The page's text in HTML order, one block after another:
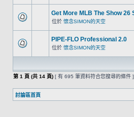
Get More MLB The Show
位於 懷念SIMON的天空
PIPE-FLO Professional 2.0
位於 懷念SIMON的天空
第 1 頁 (共 14 頁) [ 有 695 筆資料符合您搜尋的條件 ]
討論區首頁